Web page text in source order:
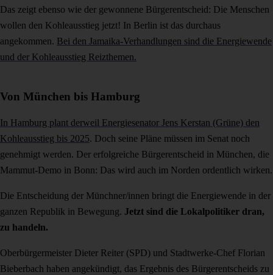
Das zeigt ebenso wie der gewonnene Bürgerentscheid: Die Menschen
wollen den Kohleausstieg jetzt! In Berlin ist das durchaus
angekommen. Bei den Jamaika-Verhandlungen sind die Energiewende
und der Kohleausstieg Reizthemen.
Von München bis Hamburg
In Hamburg plant derweil Energiesenator Jens Kerstan (Grüne) den
Kohleausstieg bis 2025. Doch seine Pläne müssen im Senat noch
genehmigt werden. Der erfolgreiche Bürgerentscheid in München, die
Mammut-Demo in Bonn: Das wird auch im Norden ordentlich wirken.
Die Entscheidung der Münchner/innen bringt die Energiewende in der
ganzen Republik in Bewegung. Jetzt sind die Lokalpolitiker dran,
zu handeln.
Oberbürgermeister Dieter Reiter (SPD) und Stadtwerke-Chef Florian
Bieberbach haben angekündigt, das Ergebnis des Bürgerentscheids zu